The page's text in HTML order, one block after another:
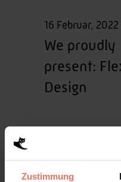
Zustimmung
16 Februar, 2022
We proudly
present:
Design
Erneutes